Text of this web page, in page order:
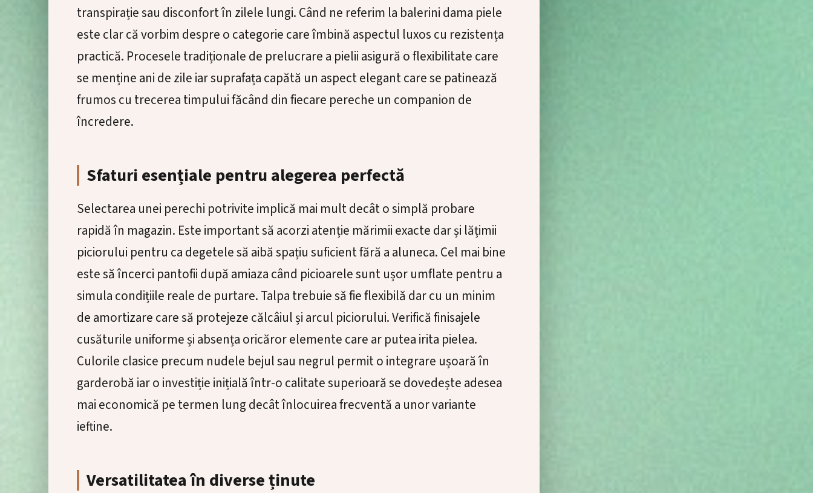
transpirație sau disconfort în zilele lungi. Când ne referim la balerini dama piele
este clar că vorbim despre o categorie care îmbină aspectul luxos cu rezistența
practică. Procesele tradiționale de prelucrare a pielii asigură o flexibilitate care
se menține ani de zile iar suprafața capătă un aspect elegant care se patinează
frumos cu trecerea timpului făcând din fiecare pereche un companion de
încredere.
Sfaturi esențiale pentru alegerea perfectă
Selectarea unei perechi potrivite implică mai mult decât o simplă probare
rapidă în magazin. Este important să acorzi atenție mărimii exacte dar și lățimii
piciorului pentru ca degetele să aibă spațiu suficient fără a aluneca. Cel mai bine
este să încerci pantofii după amiaza când picioarele sunt ușor umflate pentru a
simula condițiile reale de purtare. Talpa trebuie să fie flexibilă dar cu un minim
de amortizare care să protejeze călcâiul și arcul piciorului. Verifică finisajele
cusăturile uniforme și absența oricăror elemente care ar putea irita pielea.
Culorile clasice precum nudele bejul sau negrul permit o integrare ușoară în
garderobă iar o investiție inițială într-o calitate superioară se dovedește adesea
mai economică pe termen lung decât înlocuirea frecventă a unor variante
ieftine.
Versatilitatea în diverse ținute